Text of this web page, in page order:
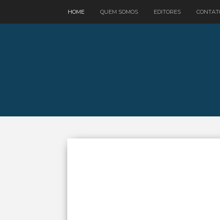
HOME QUEM SOMOS EDITORES